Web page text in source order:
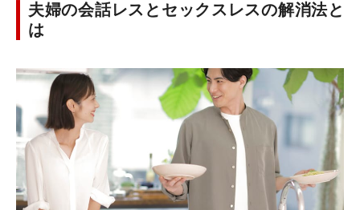
夫婦の会話レスとセックスレスの解消法と
は